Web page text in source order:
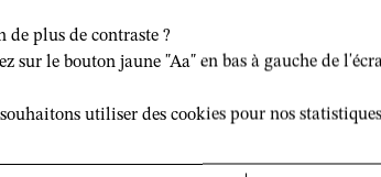
Dieu et
Paris, Desclée
L’avenir en
Jean-Yves
Notre laïcité
de plus de contraste ?
sur le bouton jaune "Aa" en bas à gauche de
utiliser des cookies pour nos